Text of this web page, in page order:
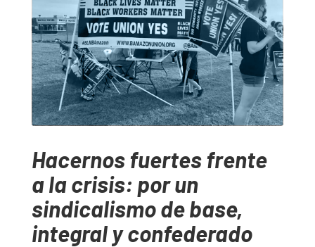
Hacernos fuertes frente
a la crisis: por un
sindicalismo de base,
integral y confederado